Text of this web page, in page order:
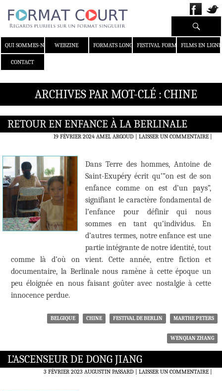
QUI SOMMES-NOUS ?WEBZINE FORMATS LONGS FESTIVAL FORMAT COURT
FILMS EN LIGNE
CONTACT
Recherche
ARCHIVES PAR MOT-CLÉ : CHINE
RETOUR EN ENFANCE À LA BERLINALE
19 FÉVRIER 2024 AMEL ARGOUD LAISSER UN COMMENTAIRE|
Dans Terre des hommes, Antoine de
Saint-Exupéry écrit qu’”on est de son
enfance comme on est d’un pays”,
signifiant le caractère fondamental de
l’enfance pour définir qui nous
sommes en tant qu’individus. En
d’autres termes, notre enfance est une
partie intégrante de notre identité, tout
comme là d’où on vient. Cette année, entre fiction et
documentaire, la Berlinale nous ramène à cette époque un
peu éloignée en nous faisant goûter avec nostalgie à cette
innocence perdue.
BELGIQUE CHINE FESTIVAL DE BERLIN MARTHE PETERS
WENQIAN ZHANG
L’ASCENSEUR DE DONG JIANG
3 FÉVRIER 2023 AUGUSTIN PASSARD LAISSER UN COMMENTAIRE|